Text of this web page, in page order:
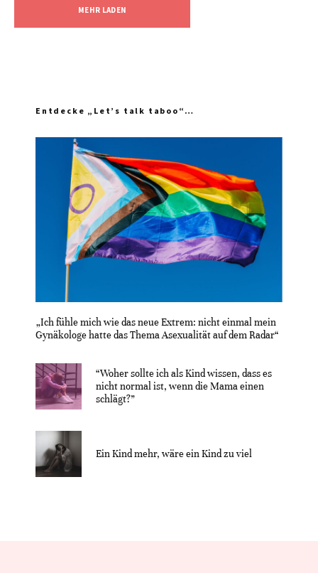
MEHR LADEN
Entdecke „Let’s talk taboo“…
„Ich fühle mich wie das neue Extrem: nicht einmal mein
Gynäkologe hatte das Thema Asexualität auf dem Radar“
“Woher sollte ich als Kind wissen, dass es
nicht normal ist, wenn die Mama einen
schlägt?”
Ein Kind mehr, wäre ein Kind zu viel